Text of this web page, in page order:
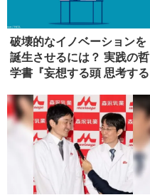
破壊的なイノベーションを
誕生させるには？ 実践の哲
学書『妄想する頭 思考する